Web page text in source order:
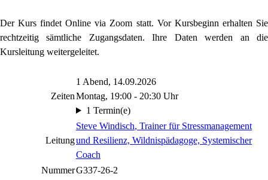
Der Kurs findet Online via Zoom statt. Vor Kursbeginn erhalten Sie
rechtzeitig sämtliche Zugangsdaten. Ihre Daten werden an die
Kursleitung weitergeleitet.
Zeiten
1 Abend, 14.09.2026
Montag, 19:00 - 20:30 Uhr
1 Termin(e)
Leitung
Steve Windisch, Trainer für Stressmanagement
und Resilienz, Wildnispädagoge, Systemischer
Coach
NummerG337-26-2